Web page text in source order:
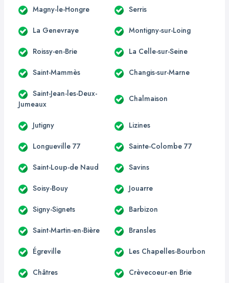
Magny-le-Hongre Serris
La Genevraye Montigny-sur-Loing
Roissy-en-Brie La Celle-sur-Seine
Saint-Mammès Changis-sur-Marne
Saint-Jean-les-Deux-
Jumeaux
Chalmaison
Jutigny Lizines
Longueville 77 Sainte-Colombe 77
Saint-Loup-de Naud Savins
Soisy-Bouy Jouarre
Signy-Signets Barbizon
Saint-Martin-en-Bière Bransles
Égreville Les Chapelles-Bourbon
Châtres Crèvecoeur-en Brie